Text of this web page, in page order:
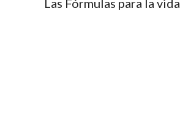
Las Fórmulas para la vida